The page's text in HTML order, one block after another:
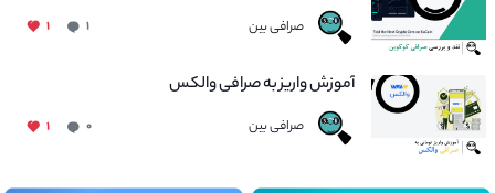
صرافی بین ۱ ۱
آموزش واریز به صرافی والکس
صرافی بین ۰ ۱